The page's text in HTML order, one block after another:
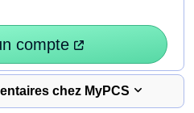
compte
chez MyPCS